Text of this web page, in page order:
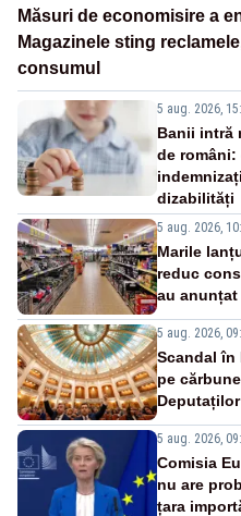
Măsuri de economisire a
Magazinele sting
consumul
5 aug. 2026,
Banii intră
de
dizabilități
5 aug. 2026,
Marile
reduc
au
5 aug. 2026,
Scandal în
pe
Deputaților
5 aug. 2026,
Comisia
nu are
țara